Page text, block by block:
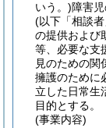
いう。)障害
(以下「相談
の提供および
等、必要な支
見のための関
擁護のために
立した日常生
目的とする。
(事業内容)